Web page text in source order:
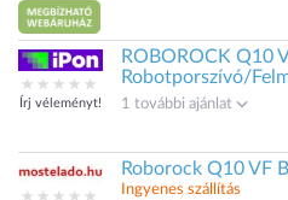
Írj véleményt!
ROBOROCK Q10
Robotporszívó/
1 további ajánlat
Roborock Q10 VF
Ingyenes szállítás